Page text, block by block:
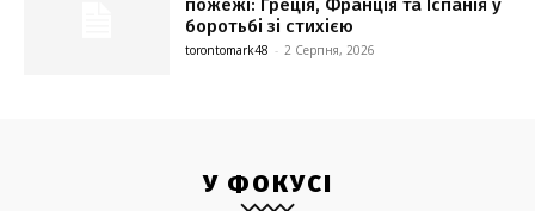
пожежі: Греція, Франція та Іспанія у
боротьбі зі стихією
torontomark48 - 2 Серпня, 2026
У ФОКУСІ